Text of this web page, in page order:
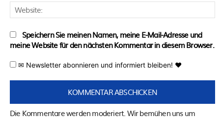
Speichern Sie meinen Namen, meine E-Mail-Adresse und
meine Website für den nächsten Kommentar in diesem Browser.
✉ Newsletter abonnieren und informiert bleiben! ♥
Die Kommentare werden moderiert. Wir bemühen uns um